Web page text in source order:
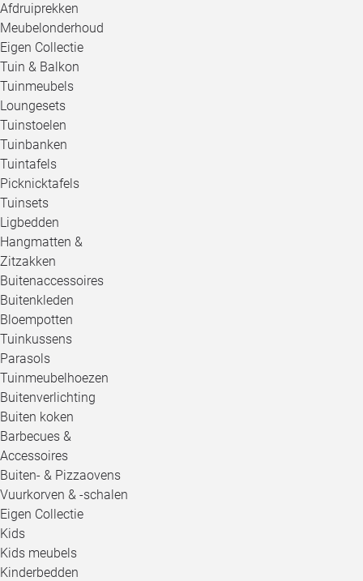
Afdruiprekken
Meubelonderhoud
Eigen Collectie
Tuin & Balkon
Tuinmeubels
Loungesets
Tuinstoelen
Tuinbanken
Tuintafels
Picknicktafels
Tuinsets
Ligbedden
Hangmatten &
Zitzakken
Buitenaccessoires
Buitenkleden
Bloempotten
Tuinkussens
Parasols
Tuinmeubelhoezen
Buitenverlichting
Buiten koken
Barbecues &
Accessoires
Buiten- & Pizzaovens
Vuurkorven & -schalen
Eigen Collectie
Kids
Kids meubels
Kinderbedden